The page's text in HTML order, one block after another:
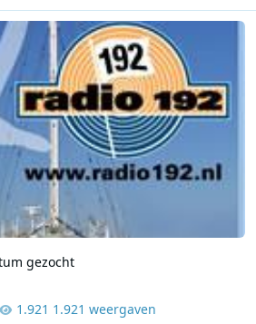
gezocht
gezocht
1.921 weergaven